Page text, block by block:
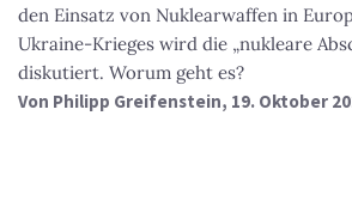
den Einsatz von Nuklearwaffen in
Ukraine-Krieges wird die „nukleare
diskutiert. Worum geht es?
Von Philipp Greifenstein, 19. Oktober